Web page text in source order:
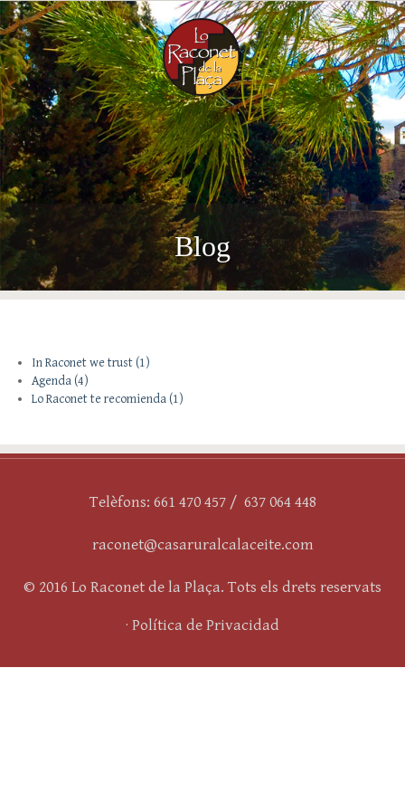
CA EN ES
Blog
In Raconet we trust (1)
Agenda (4)
Lo Raconet te recomienda (1)
Telèfons: 661 470 457 / 637 064 448
raconet@casaruralcalaceite.com
© 2016 Lo Raconet de la Plaça. Tots els drets reservats
· Política de Privacidad